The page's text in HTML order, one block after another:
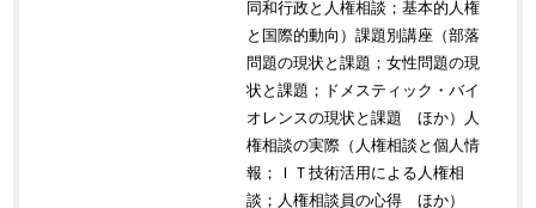
同和行政と人権相談；基本的人権
と国際的動向）課題別講座（部落
問題の現状と課題；女性問題の現
状と課題；ドメスティック・バイ
オレンスの現状と課題 ほか）人
権相談の実際（人権相談と個人情
報；ＩＴ技術活用による人権相
談；人権相談員の心得 ほか）